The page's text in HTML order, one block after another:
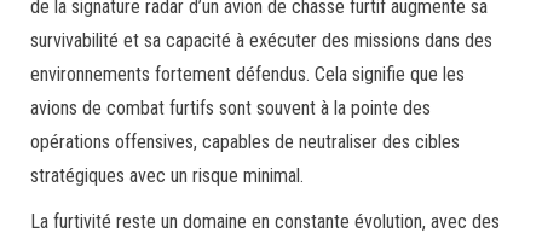
de la signature radar d’un avion de chasse furtif augmente sa
survivabilité et sa capacité à exécuter des missions dans des
environnements fortement défendus. Cela signifie que les
avions de combat furtifs sont souvent à la pointe des
opérations offensives, capables de neutraliser des cibles
stratégiques avec un risque minimal.
La furtivité reste un domaine en constante évolution, avec des